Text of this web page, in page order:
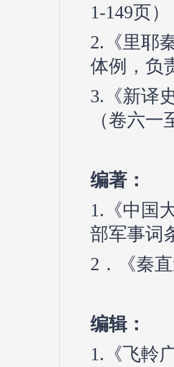
1-149页）
2.《里耶
体例，负
3.《新译
（卷六
编著：
1.《中国
部军事词
2．《秦
编辑：
1.《飞軨